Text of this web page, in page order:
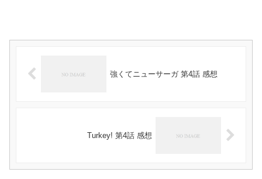
強くてニューサーガ 第4話 感想
Turkey! 第4話 感想